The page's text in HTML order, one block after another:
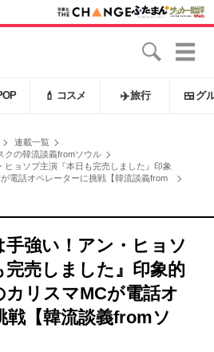
💄 コスメ ✈️旅行 🍱 グ
連載一覧
クの韓流談義fromソウル
ヒョソプ主演『本日も完売しました』印象
電話オペレーターに挑戦【韓流談義from
手強い！アン・ヒョソ
完売しました』印象的
カリスマМCが電話オ
戦【韓流談義fromソ